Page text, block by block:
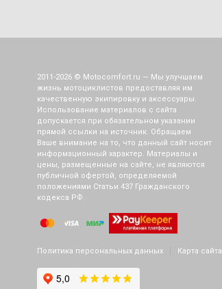
2011-2026 © Motocomfort.ru — Мы улучшаем
жизнь мотоциклистов предоставляя им
качественную экипировку и аксессуары.
Использование материалов с сайта
допускается при обязательном указании
прямой ссылки на источник. Обращаем
Ваше внимание на то, что данный сайт носит
информационный характер. Материалы и
цены, размещенные на сайте, не являются
публичной офертой, определяемой
положениями Статьи 437 Гражданского
кодекса РФ.
Политика персональных данных Карта сайта